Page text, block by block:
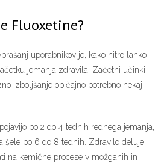
Fluoxetine?
uporabnikov je, kako hitro lahko
jemanja zdravila. Začetni učinki
izboljšanje običajno potrebno nekaj
po 2 do 4 tednih rednega jemanja,
šele po 6 do 8 tednih. Zdravilo deluje
na kemične procese v možganih in